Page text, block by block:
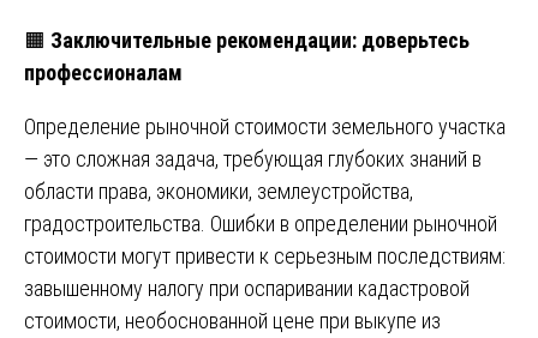
🟧 Заключительные рекомендации: доверьтесь
профессионалам
Определение рыночной стоимости земельного участка
— это сложная задача, требующая глубоких знаний в
области права, экономики, землеустройства,
градостроительства. Ошибки в определении рыночной
стоимости могут привести к серьезным последствиям:
завышенному налогу при оспаривании кадастровой
стоимости, необоснованной цене при выкупе из